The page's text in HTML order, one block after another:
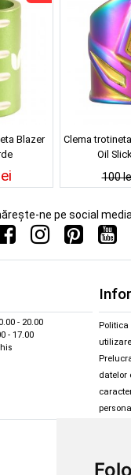
Blazer
Clema
Oil
100
ne pe social media
- 20.00
- 17.00
Politica
datelor
personal